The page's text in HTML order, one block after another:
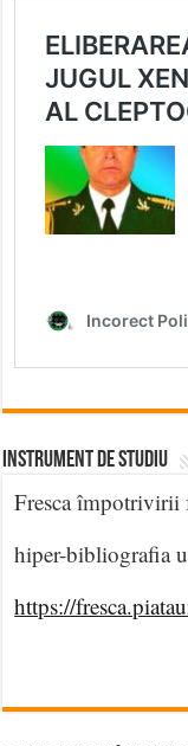
INSTRUMENT DE STUDIU
Fresca împotrivirii
hiper-bibliografia
https://